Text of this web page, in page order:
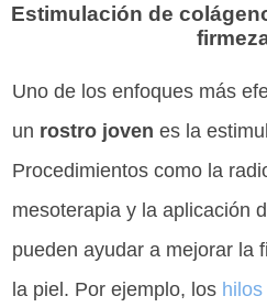
Estimulación de
Uno de los enfoques más
un rostro joven es la
Procedimientos como la
mesoterapia y la aplicación
pueden ayudar a mejorar la
la piel. Por ejemplo, los